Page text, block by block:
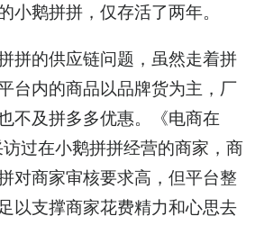
小鹅拼拼，仅存活了两年。
拼的供应链问题，虽然走着拼
台内的商品以品牌货为主，厂
不及拼多多优惠。《电商在
过在小鹅拼拼经营的商家，商
对商家审核要求高，但平台整
以支撑商家花费精力和心思去